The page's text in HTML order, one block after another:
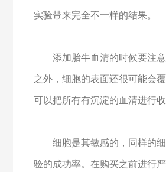
实验带来完全不一样的结果。
添加胎牛血清的时候要注意
之外，细胞的表面还很可能会
可以把所有有沉淀的血清进行
细胞是其敏感的，同样的细
验的成功率。在购买之前进行